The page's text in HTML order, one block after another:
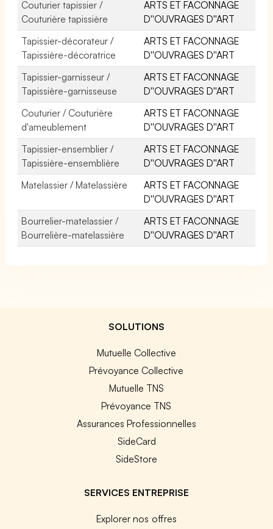
Couturier tapissier /
Couturière tapissière
ARTS ET FACONNAGE
D''OUVRAGES D''ART
Tapissier-décorateur /
Tapissière-décoratrice
ARTS ET FACONNAGE
D''OUVRAGES D''ART
Tapissier-garnisseur /
Tapissière-garnisseuse
ARTS ET FACONNAGE
D''OUVRAGES D''ART
Couturier / Couturière
d'ameublement
ARTS ET FACONNAGE
D''OUVRAGES D''ART
Tapissier-ensemblier /
Tapissière-ensemblière
ARTS ET FACONNAGE
D''OUVRAGES D''ART
Matelassier / Matelassière
ARTS ET FACONNAGE
D''OUVRAGES D''ART
Bourrelier-matelassier /
Bourrelière-matelassière
ARTS ET FACONNAGE
D''OUVRAGES D''ART
SOLUTIONS
Mutuelle Collective
Prévoyance Collective
Mutuelle TNS
Prévoyance TNS
Assurances Professionnelles
SideCard
SideStore
SERVICES ENTREPRISE
Explorer nos offres